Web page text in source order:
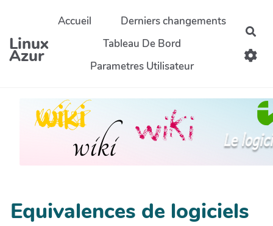
Aller au contenu principal
Linux
Azur
Accueil
Derniers changements
Tableau De Bord
Parametres Utilisateur
Equivalences de logiciels